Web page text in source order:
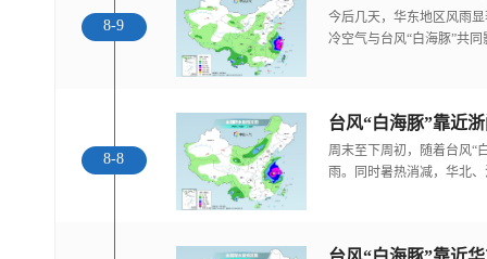
8-9
今后几天，华东地区风雨
冷空气与台风“白海豚”共
8-8
台风“白海豚”靠近
周末至下周初，随着台风“
雨。同时暑热消减，华北